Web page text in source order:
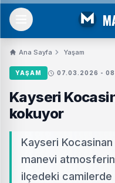
Ana Sayfa Yaşam
YAŞAM 07.03.2026 -
Kayseri
kokuyor
Kayseri Kocasinan
manevi
ilçedeki camilerde